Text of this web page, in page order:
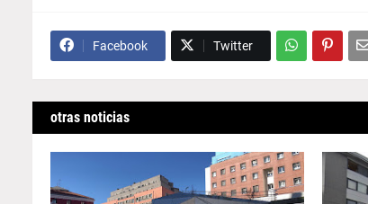
Facebook Twitter
otras noticias